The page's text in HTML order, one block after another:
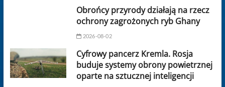
Obrońcy przyrody działają na rzecz
ochrony zagrożonych ryb Ghany
2026-08-02
Cyfrowy pancerz Kremla. Rosja
buduje systemy obrony powietrznej
oparte na sztucznej inteligencji